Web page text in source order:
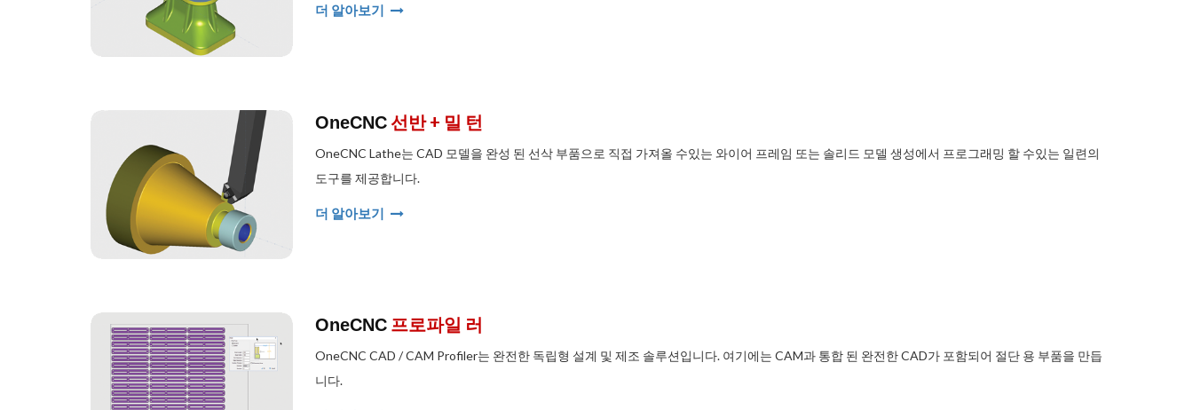
더 알아보기
OneCNC 선반 + 밀 턴
OneCNC Lathe는 CAD 모델을 완성 된 선삭 부품으로 직접 가져올 수있는 와이어 프레임 또는 솔리드 모델 생성에서 프로그래밍 할 수있는 일련의
도구를 제공합니다.
더 알아보기
OneCNC 프로파일 러
OneCNC CAD / CAM Profiler는 완전한 독립형 설계 및 제조 솔루션입니다. 여기에는 CAM과 통합 된 완전한 CAD가 포함되어 절단 용 부품을 만듭
니다.